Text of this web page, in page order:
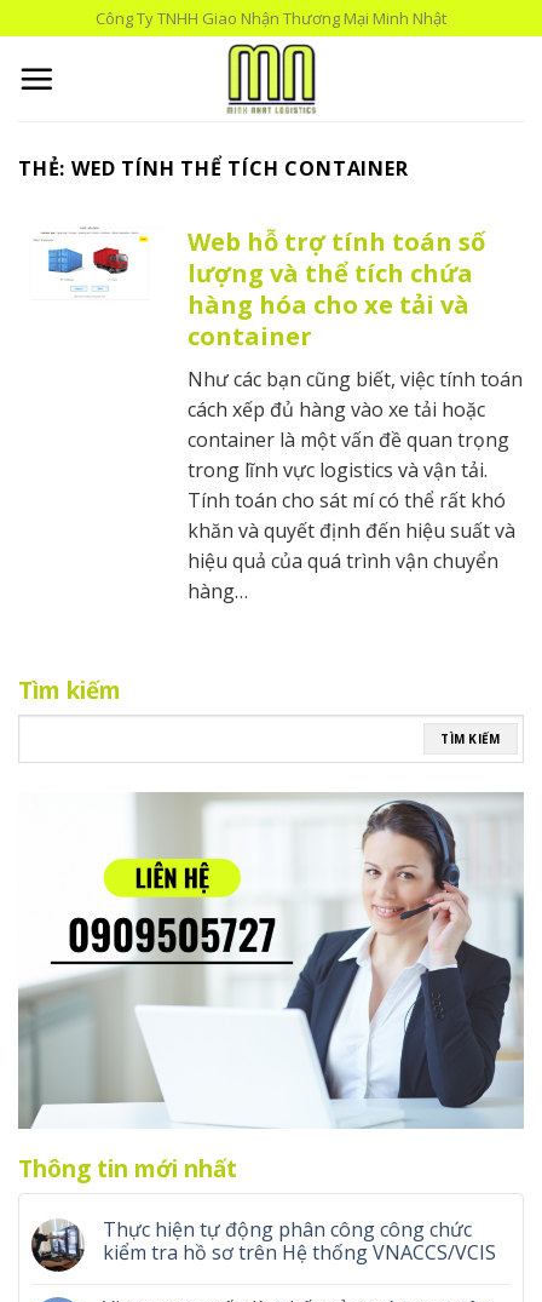
to
content
Công Ty TNHH Giao Nhận Thương Mại Minh Nhật
THẺ: WED TÍNH THỂ TÍCH CONTAINER
Web hỗ trợ tính toán số
lượng và thể tích chứa
hàng hóa cho xe tải và
container
Như các bạn cũng biết, việc tính toán
cách xếp đủ hàng vào xe tải hoặc
container là một vấn đề quan trọng
trong lĩnh vực logistics và vận tải.
Tính toán cho sát mí có thể rất khó
khăn và quyết định đến hiệu suất và
hiệu quả của quá trình vận chuyển
hàng…
Tìm kiếm
TÌM KIẾM
Thông tin mới nhất
Thực hiện tự động phân công công chức
kiểm tra hồ sơ trên Hệ thống VNACCS/VCIS